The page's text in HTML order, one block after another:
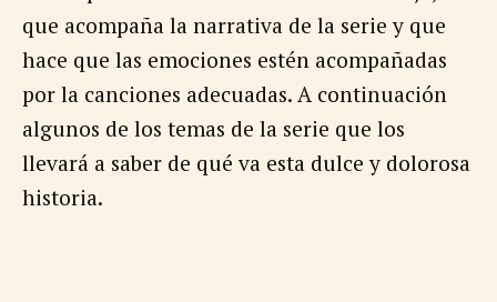
que acompaña la narrativa de la serie y que
hace que las emociones estén acompañadas
por la canciones adecuadas. A continuación
algunos de los temas de la serie que los
llevará a saber de qué va esta dulce y dolorosa
historia.